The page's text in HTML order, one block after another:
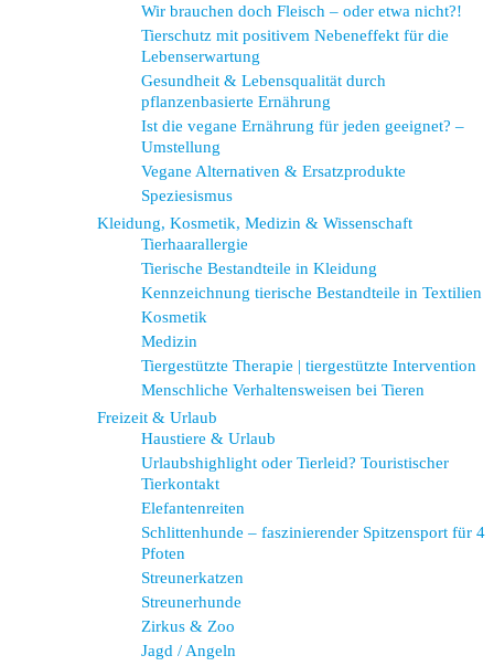
Wir brauchen doch Fleisch – oder etwa nicht?!
Tierschutz mit positivem Nebeneffekt für die
Lebenserwartung
Gesundheit & Lebensqualität durch
pflanzenbasierte Ernährung
Ist die vegane Ernährung für jeden geeignet? –
Umstellung
Vegane Alternativen & Ersatzprodukte
Speziesismus
Kleidung, Kosmetik, Medizin & Wissenschaft
Tierhaarallergie
Tierische Bestandteile in Kleidung
Kennzeichnung tierische Bestandteile in Textilien
Kosmetik
Medizin
Tiergestützte Therapie | tiergestützte Intervention
Menschliche Verhaltensweisen bei Tieren
Freizeit & Urlaub
Haustiere & Urlaub
Urlaubshighlight oder Tierleid? Touristischer
Tierkontakt
Elefantenreiten
Schlittenhunde – faszinierender Spitzensport für 4
Pfoten
Streunerkatzen
Streunerhunde
Zirkus & Zoo
Jagd / Angeln